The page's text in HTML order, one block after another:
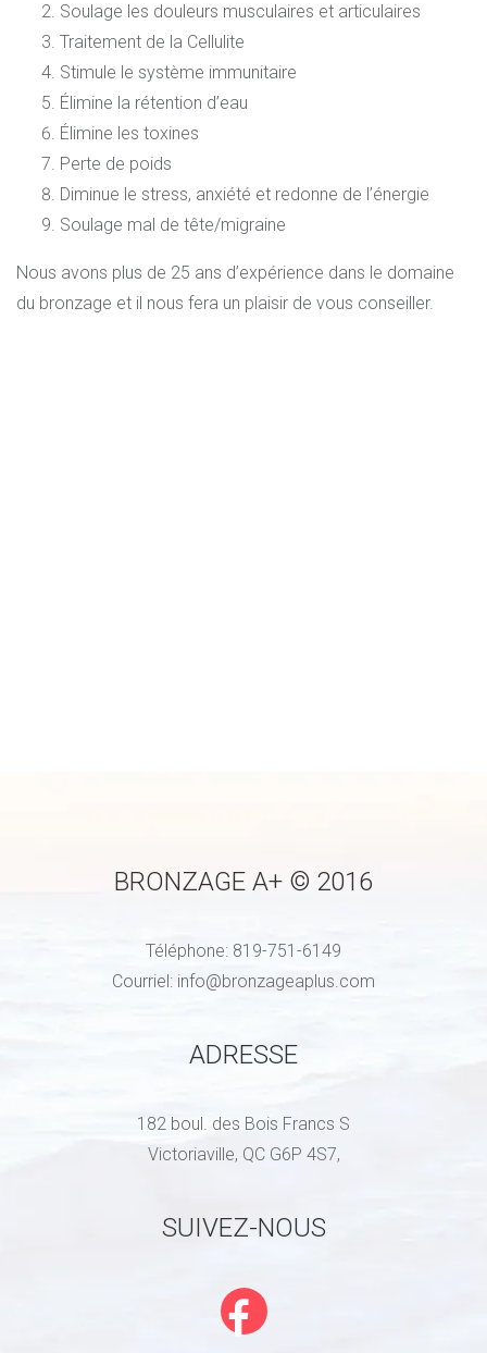
Soulage les douleurs musculaires et articulaires
Traitement de la Cellulite
Stimule le système immunitaire
Élimine la rétention d’eau
Élimine les toxines
Perte de poids
Diminue le stress, anxiété et redonne de l’énergie
Soulage mal de tête/migraine
Nous avons plus de 25 ans d’expérience dans le domaine
du bronzage et il nous fera un plaisir de vous conseiller.
BRONZAGE A+ © 2016
Téléphone: 819-751-6149
Courriel: info@bronzageaplus.com
ADRESSE
182 boul. des Bois Francs S
Victoriaville, QC G6P 4S7,
SUIVEZ-NOUS